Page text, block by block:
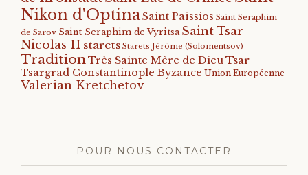
Nikon d'OptinaSaint Païssios Saint Seraphim
de Sarov Saint Seraphim de Vyritsa Saint Tsar
Nicolas II starets Starets Jérôme (Solomentsov)
Tradition Très Sainte Mère de DieuTsar
Tsargrad Constantinople Byzance Union Européenne
Valerian Kretchetov
POUR NOUS CONTACTER